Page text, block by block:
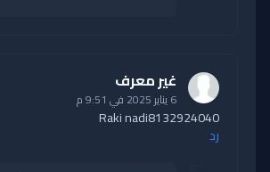
غير معرف
6 يناير 2025 في 9:51 م
Raki nadi8132924040
رد